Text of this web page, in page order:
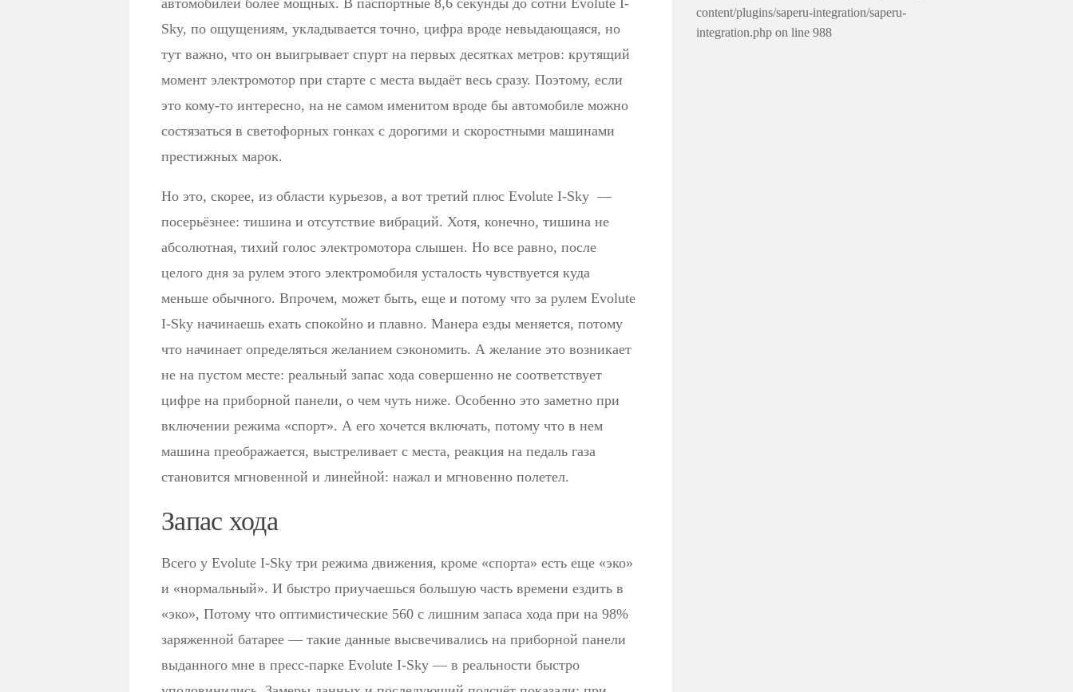
автомобилей более мощных. В паспортные 8,6 секунды до сотни Evolute I-
Sky, по ощущениям, укладывается точно, цифра вроде невыдающаяся, но
тут важно, что он выигрывает спурт на первых десятках метров: крутящий
момент электромотор при старте с места выдаёт весь сразу. Поэтому, если
это кому-то интересно, на не самом именитом вроде бы автомобиле можно
состязаться в светофорных гонках с дорогими и скоростными машинами
престижных марок.
Но это, скорее, из области курьезов, а вот третий плюс Evolute I-Sky —
посерьёзнее: тишина и отсутствие вибраций. Хотя, конечно, тишина не
абсолютная, тихий голос электромотора слышен. Но все равно, после
целого дня за рулем этого электромобиля усталость чувствуется куда
меньше обычного. Впрочем, может быть, еще и потому что за рулем Evolute
I-Sky начинаешь ехать спокойно и плавно. Манера езды меняется, потому
что начинает определяться желанием сэкономить. А желание это возникает
не на пустом месте: реальный запас хода совершенно не соответствует
цифре на приборной панели, о чем чуть ниже. Особенно это заметно при
включении режима «спорт». А его хочется включать, потому что в нем
машина преображается, выстреливает с места, реакция на педаль газа
становится мгновенной и линейной: нажал и мгновенно полетел.
Запас хода
Всего у Evolute I-Sky три режима движения, кроме «спорта» есть еще «эко»
и «нормальный». И быстро приучаешься большую часть времени ездить в
«эко», Потому что оптимистические 560 с лишним запаса хода при на 98%
заряженной батарее — такие данные высвечивались на приборной панели
выданного мне в пресс-парке Evolute I-Sky — в реальности быстро
content/plugins/saperu-integration/saperu-
integration.php on line 988